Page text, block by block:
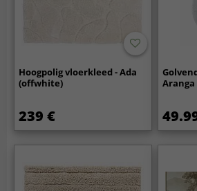
Hoogpolig vloerkleed - Ada
(offwhite)
239 €